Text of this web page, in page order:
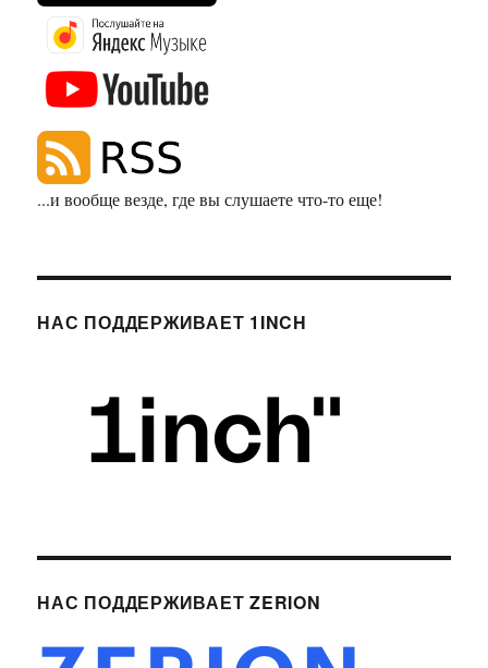
...и вообще везде, где вы слушаете что-то еще!
НАС ПОДДЕРЖИВАЕТ 1INCH
НАС ПОДДЕРЖИВАЕТ ZERION